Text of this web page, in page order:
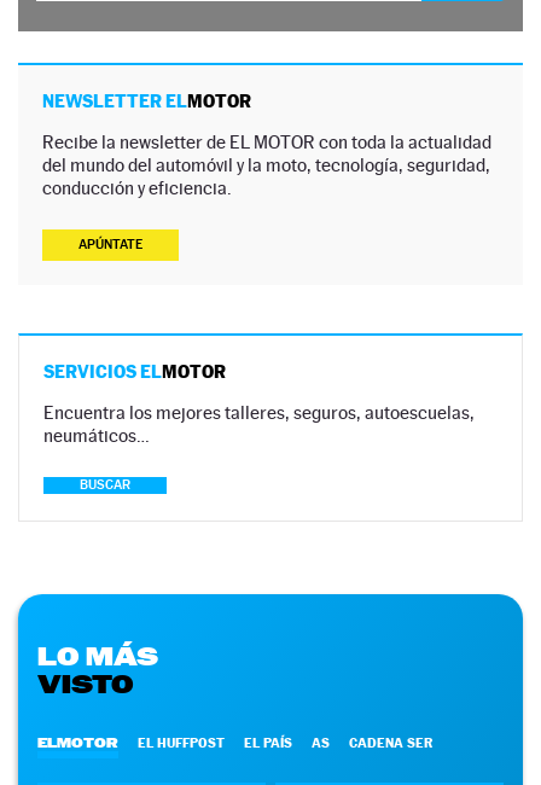
NEWSLETTER ELMOTOR
Recibe la newsletter de EL MOTOR con toda la actualidad
del mundo del automóvil y la moto, tecnología, seguridad,
conducción y eficiencia.
APÚNTATE
SERVICIOS ELMOTOR
Encuentra los mejores talleres, seguros, autoescuelas,
neumáticos…
BUSCAR
LO MÁS
VISTO
ELMOTOR EL HUFFPOST EL PAÍS AS CADENA SER